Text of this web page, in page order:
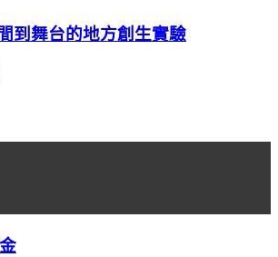
到舞台的地方創生實驗